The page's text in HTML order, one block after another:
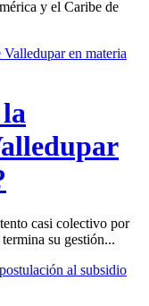
y el Caribe de
casi colectivo por
su gestión...